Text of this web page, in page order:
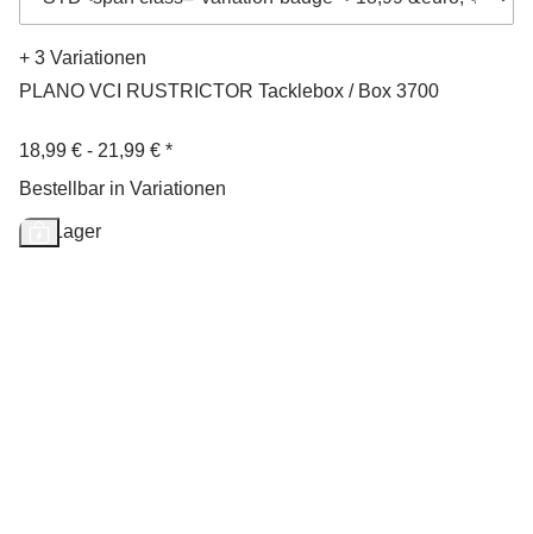
+ 3 Variationen
PLANO VCI RUSTRICTOR Tacklebox / Box 3700
18,99 € - 21,99 € *
Bestellbar in Variationen
Auf Lager